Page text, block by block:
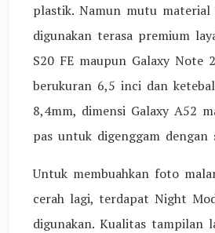
plastik. Namun mutu
digunakan terasa premium
S20 FE maupun Galaxy Note
berukuran 6,5 inci dan
8,4mm, dimensi Galaxy A52
pas untuk digenggam dengan
Untuk membuahkan foto
cerah lagi, terdapat Night
digunakan. Kualitas tampilan